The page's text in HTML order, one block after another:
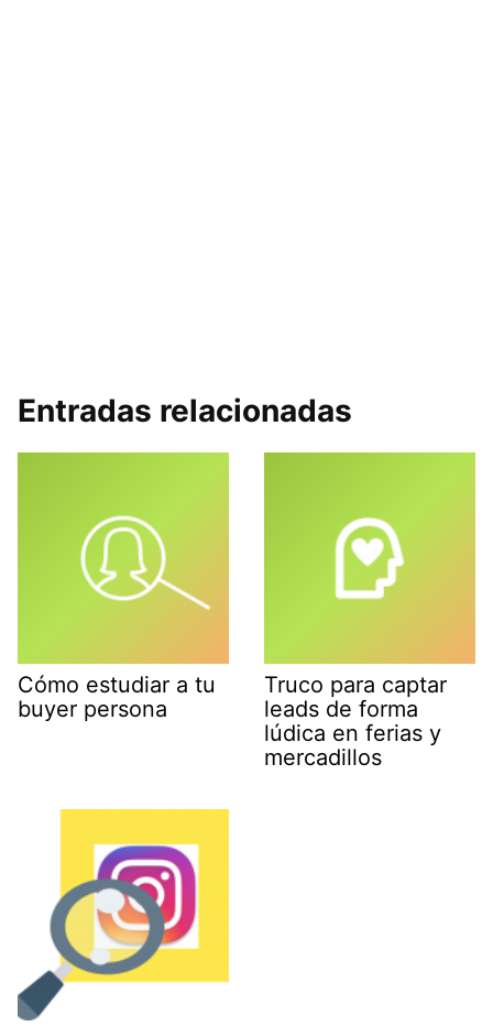
Entradas relacionadas
Cómo estudiar a tu
buyer persona
Truco para captar
leads de forma
lúdica en ferias y
mercadillos